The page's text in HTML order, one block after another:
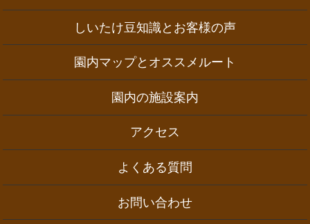
しいたけ豆知識とお客様の声
園内マップとオススメルート
園内の施設案内
アクセス
よくある質問
お問い合わせ